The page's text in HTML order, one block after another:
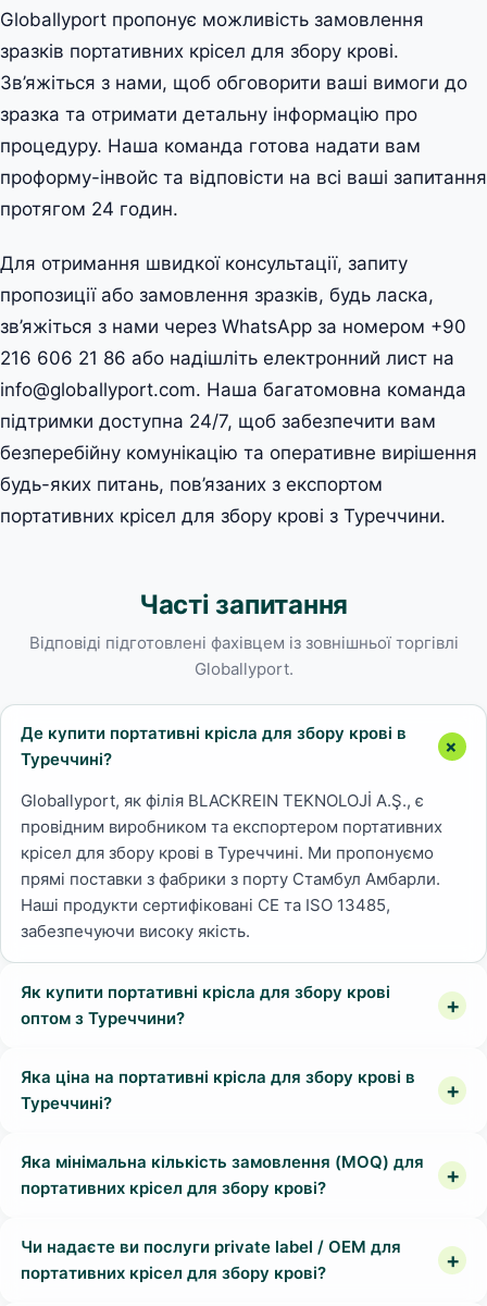
Globallyport пропонує можливість замовлення
зразків портативних крісел для збору крові.
Зв’яжіться з нами, щоб обговорити ваші вимоги до
зразка та отримати детальну інформацію про
процедуру. Наша команда готова надати вам
проформу-інвойс та відповісти на всі ваші запитання
протягом 24 годин.
Для отримання швидкої консультації, запиту
пропозиції або замовлення зразків, будь ласка,
зв’яжіться з нами через WhatsApp за номером +90
216 606 21 86 або надішліть електронний лист на
info@globallyport.com. Наша багатомовна команда
підтримки доступна 24/7, щоб забезпечити вам
безперебійну комунікацію та оперативне вирішення
будь-яких питань, пов’язаних з експортом
портативних крісел для збору крові з Туреччини.
Часті запитання
Відповіді підготовлені фахівцем із зовнішньої торгівлі
Globallyport.
Де купити портативні крісла для збору крові в
Туреччині?
Globallyport, як філія BLACKREIN TEKNOLOJİ A.Ş., є
провідним виробником та експортером портативних
крісел для збору крові в Туреччині. Ми пропонуємо
прямі поставки з фабрики з порту Стамбул Амбарли.
Наші продукти сертифіковані CE та ISO 13485,
забезпечуючи високу якість.
Як купити портативні крісла для збору крові
оптом з Туреччини?
Яка ціна на портативні крісла для збору крові в
Туреччині?
Яка мінімальна кількість замовлення (MOQ) для
портативних крісел для збору крові?
Чи надаєте ви послуги private label / OEM для
портативних крісел для збору крові?